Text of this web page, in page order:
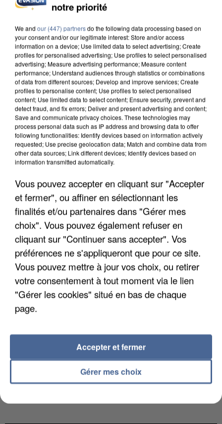
L’UN DES FONDATEURS SUPPOSÉS DE LA DZ
UN SECOND CADRE DE LA DZ MAFIA
INTERPELLÉ EN ALGÉRIE
UNE TOURISTE DE L’OISE EMPORTÉE PAR UNE
notre priorité
We and our (447) partnersdo the following data processing based on
your consent and/or our legitimate interest: Store and/or access
information on a device; Use limited data to select advertising; Create
profiles for personalised advertising; Use profiles to select personalised
advertising; Measure advertising performance; Measure content
performance; Understand audiences through statistics or combinations
of data from different sources; Develop and improve services; Create
profiles to personalise content; Use profiles to select personalised
content; Use limited data to select content; Ensure security, prevent and
detect fraud, and fix errors; Deliver and present advertising and content;
Save and communicate privacy choices. These technologies may
process personal data such as IP address and browsing data to offer
following functionalities: Identify devices based on information actively
requested; Use precise geolocation data; Match and combine data from
other data sources; Link different devices; Identify devices based on
information transmitted automatically.
Vous pouvez accepter en cliquant sur "Accepter
et fermer", ou affiner en sélectionnant les
finalités et/ou partenaires dans "Gérer mes
choix". Vous pouvez également refuser en
cliquant sur "Continuer sans accepter". Vos
préférences ne s'appliqueront que pour ce site.
Vous pouvez mettre à jour vos choix, ou retirer
votre consentement à tout moment via le lien
"Gérer les cookies" situé en bas de chaque
page.
Gérer mes choix
Accepter et fermer